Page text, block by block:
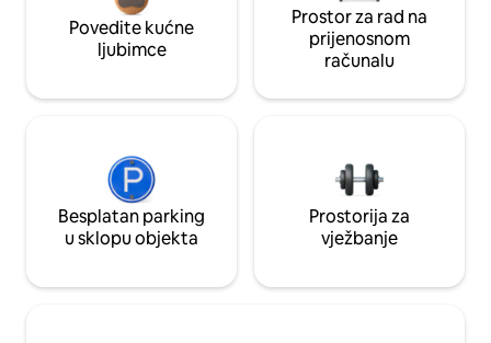
Povedite kućne
ljubimce
Prostor za rad na
prijenosnom
računalu
Besplatan parking
u sklopu objekta
Prostorija za
vježbanje